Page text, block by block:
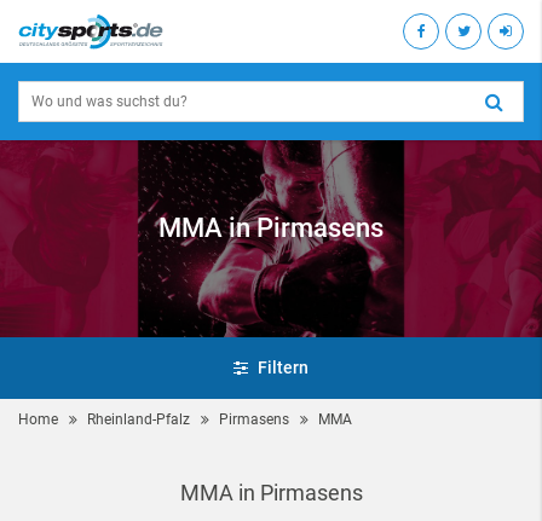
MMA in Pirmasens
Filtern
Home Rheinland-Pfalz Pirmasens MMA
MMA in Pirmasens